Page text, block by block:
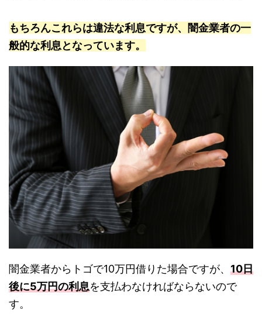
もちろんこれらは違法な利息ですが、闇金業者の一
般的な利息となっています。
闇金業者からトゴで10万円借りた場合ですが、 10日
後に5万円の利息を支払わなければならないので
す。